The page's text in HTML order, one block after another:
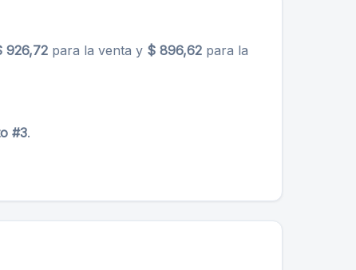
926,72 para la venta y $ 896,62 para la
#3.